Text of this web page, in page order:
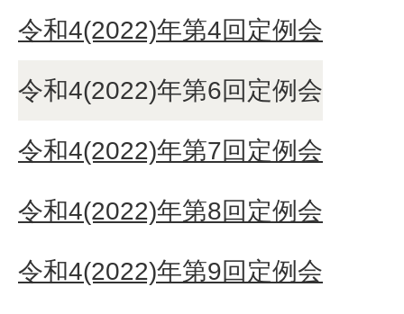
令和4(2022)年第4回定例会
令和4(2022)年第6回定例会
令和4(2022)年第7回定例会
令和4(2022)年第8回定例会
令和4(2022)年第9回定例会